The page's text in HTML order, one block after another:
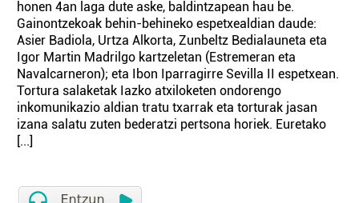
honen 4an laga dute aske, baldintzapean hau be.
Gainontzekoak behin-behineko espetxealdian daude:
Asier Badiola, Urtza Alkorta, Zunbeltz Bedialauneta eta
Igor Martin Madrilgo kartzeletan (Estremeran eta
Navalcarneron); eta Ibon Iparragirre Sevilla II espetxean.
Tortura salaketak Iazko atxiloketen ondorengo
inkomunikazio aldian tratu txarrak eta torturak jasan
izana salatu zuten bederatzi pertsona horiek. Euretako
[...]